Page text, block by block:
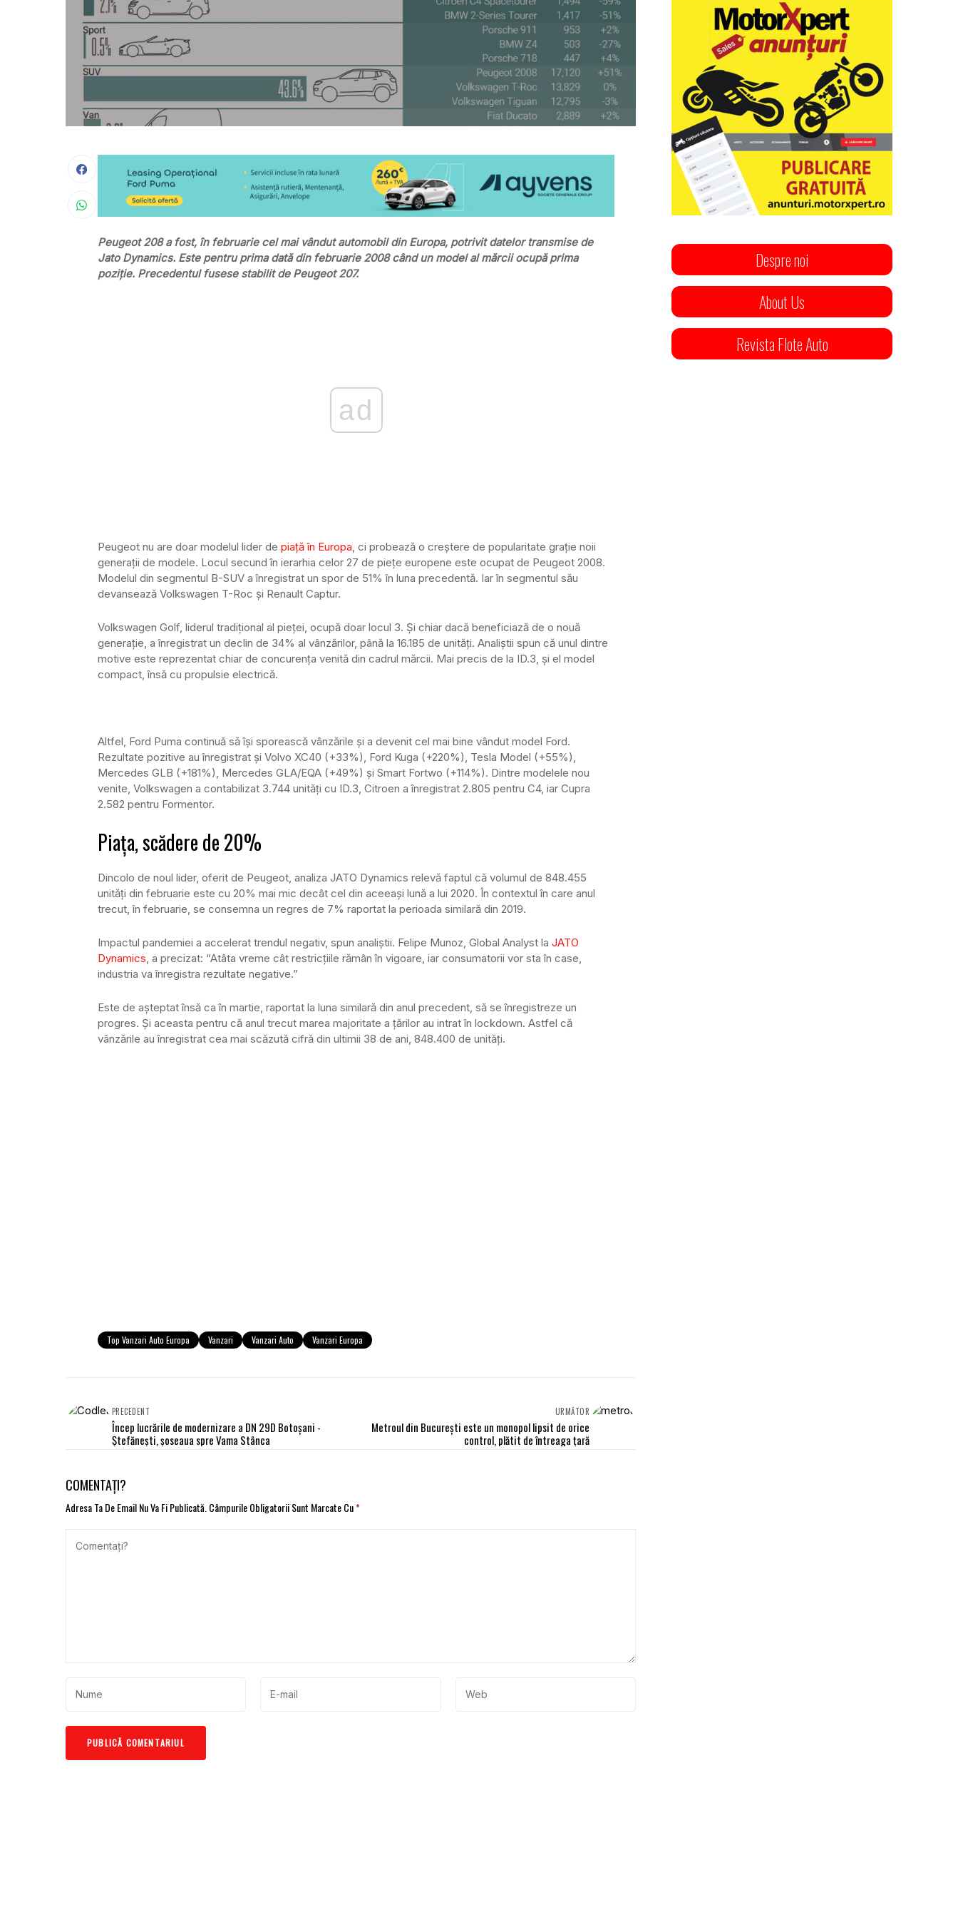
Peugeot 208 a fost, în februarie cel mai vândut automobil din Europa, potrivit datelor transmise de
Jato Dynamics. Este pentru prima dată din februarie 2008 când un model al mărcii ocupă prima
poziție. Precedentul fusese stabilit de Peugeot 207.
ad
Peugeot nu are doar modelul lider de piață în Europa, ci probează o creștere de popularitate grație noii
generații de modele. Locul secund în ierarhia celor 27 de piețe europene este ocupat de Peugeot 2008.
Modelul din segmentul B-SUV a înregistrat un spor de 51% în luna precedentă. Iar în segmentul său
devansează Volkswagen T-Roc și Renault Captur.
Volkswagen Golf, liderul tradițional al pieței, ocupă doar locul 3. Și chiar dacă beneficiază de o nouă
generație, a înregistrat un declin de 34% al vânzărilor, până la 16.185 de unități. Analiștii spun că unul dintre
motive este reprezentat chiar de concurența venită din cadrul mărcii. Mai precis de la ID.3, și el model
compact, însă cu propulsie electrică.
Altfel, Ford Puma continuă să își sporească vânzările și a devenit cel mai bine vândut model Ford.
Rezultate pozitive au înregistrat și Volvo XC40 (+33%), Ford Kuga (+220%), Tesla Model (+55%),
Mercedes GLB (+181%), Mercedes GLA/EQA (+49%) și Smart Fortwo (+114%). Dintre modelele nou
venite, Volkswagen a contabilizat 3.744 unități cu ID.3, Citroen a înregistrat 2.805 pentru C4, iar Cupra
2.582 pentru Formentor.
Piața, scădere de 20%
Dincolo de noul lider, oferit de Peugeot, analiza JATO Dynamics relevă faptul că volumul de 848.455
unități din februarie este cu 20% mai mic decât cel din aceeași lună a lui 2020. În contextul în care anul
trecut, în februarie, se consemna un regres de 7% raportat la perioada similară din 2019.
Impactul pandemiei a accelerat trendul negativ, spun analiștii. Felipe Munoz, Global Analyst la JATO
Dynamics, a precizat: “Atâta vreme cât restricțiile rămân în vigoare, iar consumatorii vor sta în case,
industria va înregistra rezultate negative.”
Este de așteptat însă ca în martie, raportat la luna similară din anul precedent, să se înregistreze un
progres. Și aceasta pentru că anul trecut marea majoritate a țărilor au intrat în lockdown. Astfel că
vânzările au înregistrat cea mai scăzută cifră din ultimii 38 de ani, 848.400 de unități.
Top Vanzari Auto Europa Vanzari Vanzari Auto Vanzari Europa
PRECEDENT
Încep lucrările de modernizare a DN 29D Botoșani -
Ștefănești, șoseaua spre Vama Stânca
URMĂTOR
Metroul din București este un monopol lipsit de orice
control, plătit de întreaga țară
COMENTAȚI?
Adresa Ta De Email Nu Va Fi Publicată. Câmpurile Obligatorii Sunt Marcate Cu*
Despre noi
About Us
Revista Flote Auto